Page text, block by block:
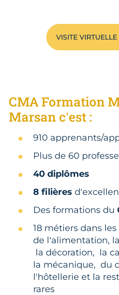
VISITE
CMA Formation
Marsan c’est :
910 apprenants/
Plus de 60
40 diplômes
8 filières
Des formations du
18 métiers dans
de l’alimentation,
la décoration, la
la mécanique, du
l'hôtellerie et la
rares